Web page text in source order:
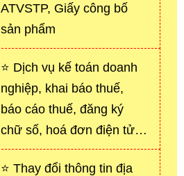
ATVSTP, Giấy công bố
sản phẩm
⭐ Dịch vụ kế toán doanh
nghiệp, khai báo thuế,
báo cáo thuế, đăng ký
chữ số, hoá đơn điện tử…
⭐ Thay đổi thông tin địa